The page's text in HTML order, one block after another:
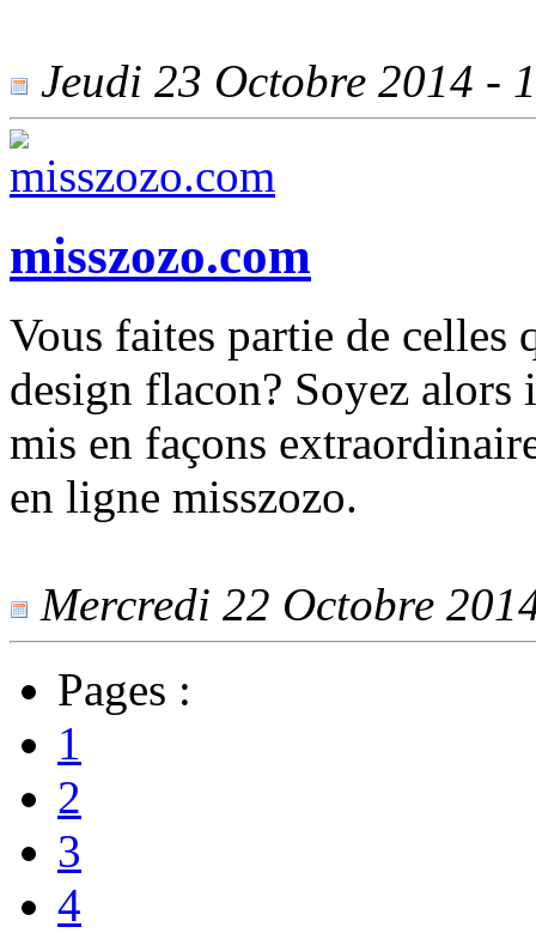
Jeudi 23 Octobre 2014 -
misszozo.com
Vous faites partie de celles
design flacon? Soyez alors
mis en façons
en ligne misszozo.
Mercredi 22 Octobre
Pages :
1
2
3
4